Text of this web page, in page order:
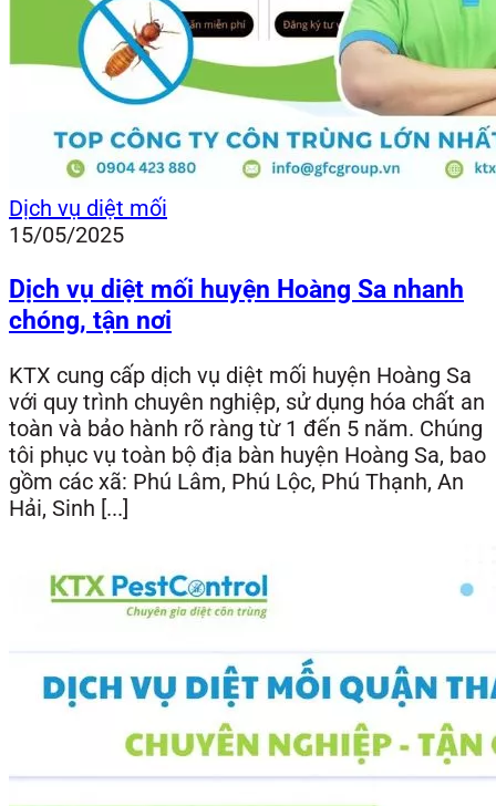
Dịch vụ diệt mối
15/05/2025
Dịch vụ diệt mối huyện Hoàng Sa nhanh
chóng, tận nơi
KTX cung cấp dịch vụ diệt mối huyện Hoàng Sa
với quy trình chuyên nghiệp, sử dụng hóa chất an
toàn và bảo hành rõ ràng từ 1 đến 5 năm. Chúng
tôi phục vụ toàn bộ địa bàn huyện Hoàng Sa, bao
gồm các xã: Phú Lâm, Phú Lộc, Phú Thạnh, An
Hải, Sinh [...]